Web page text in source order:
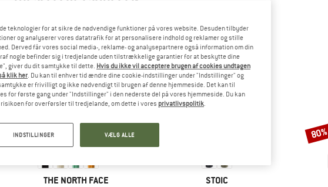
MÆRKE
THE NORTH FACE
Rabat
til 40%
MÆRKE
STOIC
Rabat
80%
teknologier for at sikre de nødvendige funktioner på vores website. Desuden tilbyder
og analyserer vores datatrafik for at personalisere indhold og reklamer og stille
Derved får vores social media-, reklame- og analysepartnere også information om din
nogle befinder sig i tredjelande uden tilstrækkelige garantier for at beskytte dine
giver du dit samtykke til dette. Hvis du ikke vil acceptere brugen af cookies undtagen
klik her. Du kan til enhver tid ændre dine cookie-indstillinger under "Indstillinger" og
er frivilligt og ikke nødvendigt til brugen af denne hjemmeside. Det kan til
for første gang under "Indstillinger" i den nederste del på vores hjemmeside. Du kan
for overførsler til tredjelande, om dette i vores privatlivspolitik.
INDSTILLINGER VÆLG ALLE